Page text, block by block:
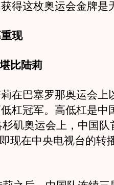
得这枚奥运会金牌是
现
比陆莉
巴塞罗那奥运会上
杠冠军。高低杠是中
矶奥运会上，中国队
现在中央电视台的转